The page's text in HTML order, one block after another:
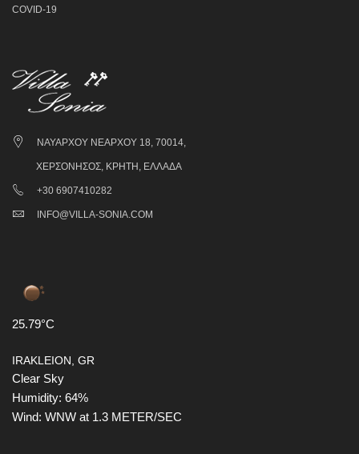
COVID-19
ΝΑΥΆΡΧΟΥ ΝΕΆΡΧΟΥ 18, 70014,
ΧΕΡΣΌΝΗΣΟΣ, ΚΡΉΤΗ, ΕΛΛΆΔΑ
+30 6907410282
INFO@VILLA-SONIA.COM
25.79°C
IRAKLEION, GR
Clear Sky
Humidity: 64%
Wind: WNW at 1.3 METER/SEC